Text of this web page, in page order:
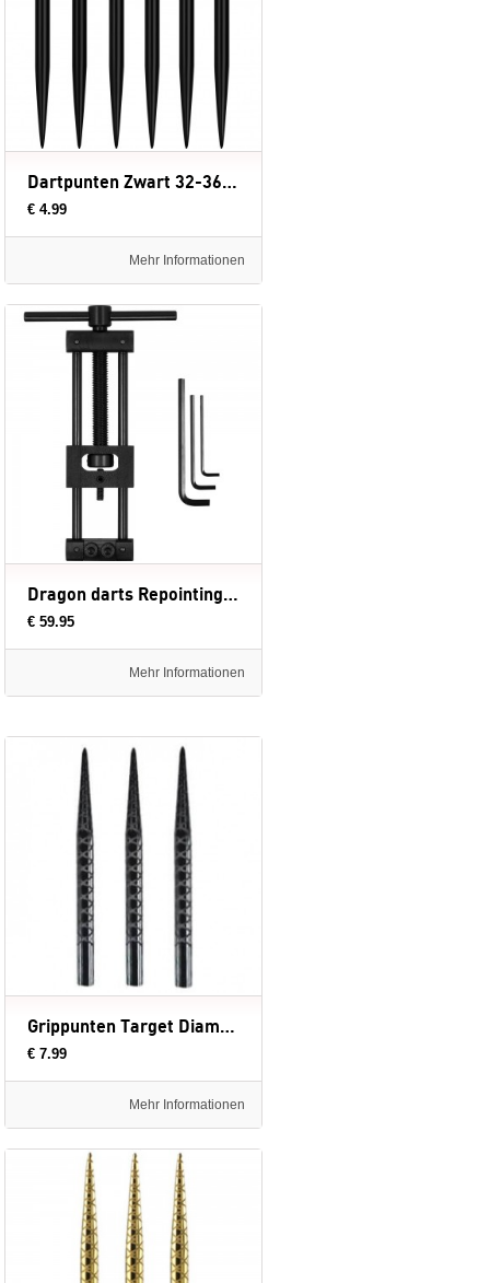
Dartpunten Zwart 32-36-38-41-50 mm
€ 4.99
Mehr Informationen
Dragon darts Repointing Tool R4 PRO - Zwart - Repointer
€ 59.95
Mehr Informationen
Grippunten Target Diamond Cut Black
€ 7.99
Mehr Informationen